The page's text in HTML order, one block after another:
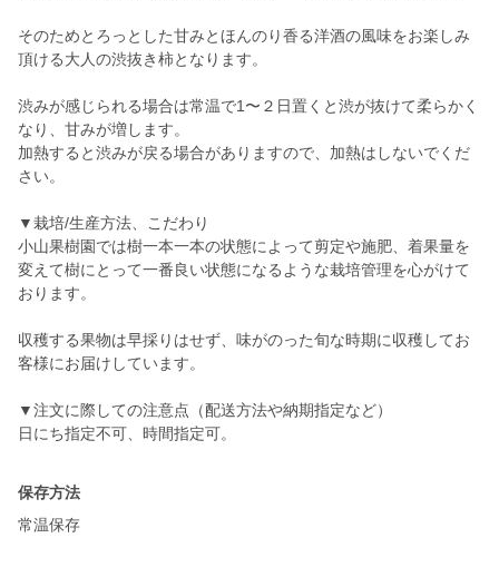
そのためとろっとした甘みとほんのり香る洋酒の風味をお楽しみ
頂ける大人の渋抜き柿となります。
渋みが感じられる場合は常温で1〜２日置くと渋が抜けて柔らかく
なり、甘みが増します。
加熱すると渋みが戻る場合がありますので、加熱はしないでくだ
さい。
▼栽培/生産方法、こだわり
小山果樹園では樹一本一本の状態によって剪定や施肥、着果量を
変えて樹にとって一番良い状態になるような栽培管理を心がけて
おります。
収穫する果物は早採りはせず、味がのった旬な時期に収穫してお
客様にお届けしています。
▼注文に際しての注意点（配送方法や納期指定など）
日にち指定不可、時間指定可。
保存方法
常温保存